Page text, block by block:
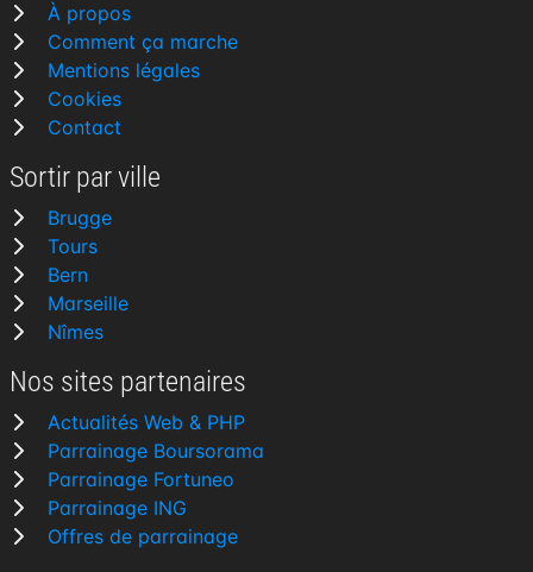
À propos
Comment ça marche
Mentions légales
Cookies
Contact
Sortir par ville
Brugge
Tours
Bern
Marseille
Nîmes
Nos sites partenaires
Actualités Web & PHP
Parrainage Boursorama
Parrainage Fortuneo
Parrainage ING
Offres de parrainage